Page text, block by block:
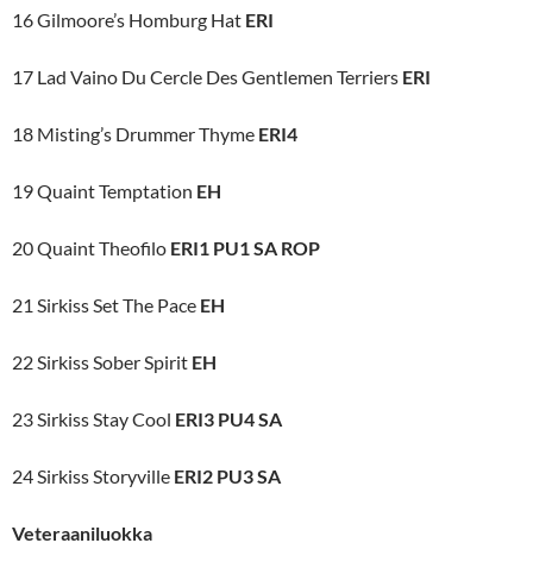
16 Gilmoore’s Homburg Hat ERI
17 Lad Vaino Du Cercle Des Gentlemen Terriers ERI
18 Misting’s Drummer Thyme ERI4
19 Quaint Temptation EH
20 Quaint Theofilo ERI1 PU1 SA ROP
21 Sirkiss Set The Pace EH
22 Sirkiss Sober Spirit EH
23 Sirkiss Stay Cool ERI3 PU4 SA
24 Sirkiss Storyville ERI2 PU3 SA
Veteraaniluokka